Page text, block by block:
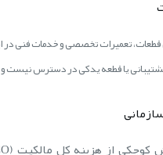
قطعات، تعمیرات تخصصی و خدمات فنی
پشتیبانی یا قطعه یدکی در دسترس